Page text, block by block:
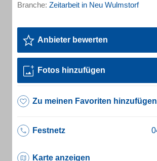
Branche: Zeitarbeit in Neu Wulmstorf
Anbieter bewerten
Fotos hinzufügen
Zu meinen Favoriten hinzufügen
Festnetz
Karte anzeigen